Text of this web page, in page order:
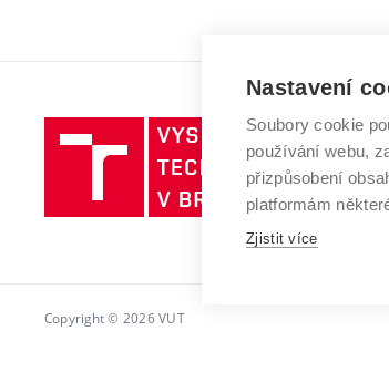
Vysoké
učení
v
Copyright © 2026 VUT
Nastavení
Soubory cookie
používání webu,
přizpůsobení
platformám
Zjistit více